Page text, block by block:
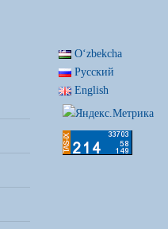
Oʻzbekcha
Русский
English